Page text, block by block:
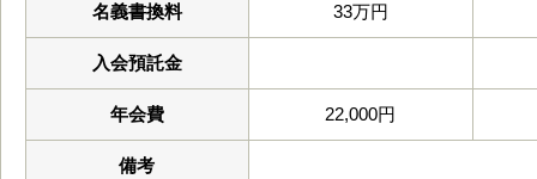
名義書換料 33万円
入会預託金
年会費 22,000円
備考